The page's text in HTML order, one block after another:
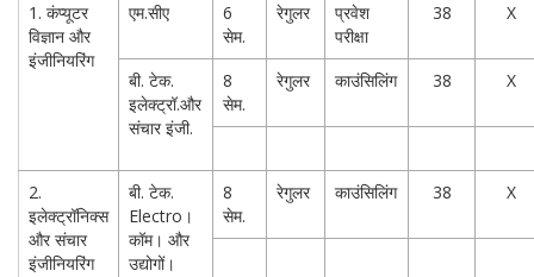
1. कंप्यूटर
विज्ञान और
इंजीनियरिंग
एम.सीए
6
सेम.
रेगुलर
प्रवेश
परीक्षा
38 X
बी. टेक.
इलेक्ट्रॉ.और
संचार इंजी.
8
सेम.
रेगुलर काउंसिलिंग 38 X
2.
इलेक्ट्रॉनिक्स
और संचार
इंजीनियरिंग
बी. टेक.
Electro।
कॉम। और
उद्योगों।
8
सेम.
रेगुलर काउंसिलिंग 38 X